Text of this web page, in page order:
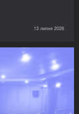
13 липня 2026